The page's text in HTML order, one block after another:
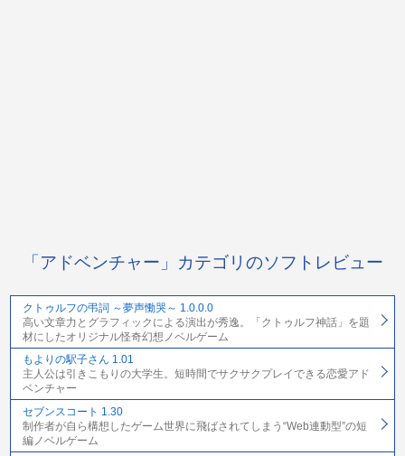
「アドベンチャー」カテゴリのソフトレビュー
クトゥルフの弔詞 ～夢声慟哭～ 1.0.0.0
高い文章力とグラフィックによる演出が秀逸。「クトゥルフ神話」を題
材にしたオリジナル怪奇幻想ノベルゲーム
もよりの駅子さん 1.01
主人公は引きこもりの大学生。短時間でサクサクプレイできる恋愛アド
ベンチャー
セブンスコート 1.30
制作者が自ら構想したゲーム世界に飛ばされてしまう“Web連動型”の短
編ノベルゲーム